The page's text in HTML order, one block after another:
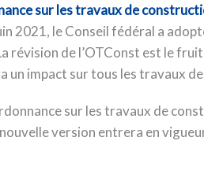
sur les travaux de
2021, le Conseil fédéral a
révision de l’OTConst est le
un impact sur tous les travaux
sur les travaux de
nouvelle version entrera en